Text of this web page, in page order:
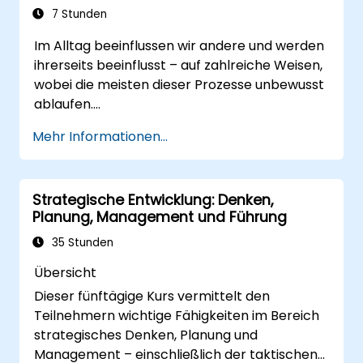
bietet es eine bedeutende
7 Stunden
Im Alltag beeinflussen wir andere und werden
ihrerseits beeinflusst – auf zahlreiche Weisen,
wobei die meisten dieser Prozesse unbewusst
ablaufen.
Verhandlungsstrategien sowie
psychologische und verhaltensbezogene
Prinzipien der Überzeugung zu erörtern und
die sieben wichtigsten Schritte zur
Verbesserung Ihrer Verhandlungsfähigkeiten
aufzuzeigen.
Mehr Informationen...
Strategische Entwicklung: Denken,
Planung, Management und Führung
35 Stunden
Übersicht
Dieser fünftägige Kurs vermittelt den
Teilnehmern wichtige Fähigkeiten im Bereich
strategisches Denken, Planung und
Management – einschließlich der taktischen